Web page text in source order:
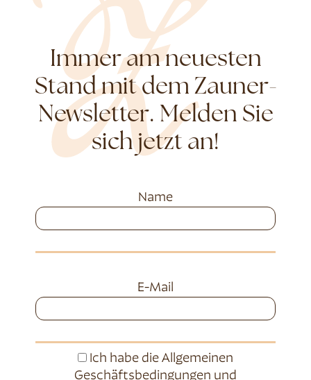
Immer am neuesten
Stand mit dem Zauner-
Newsletter. Melden Sie
sich jetzt an!
Name
E-Mail
Ich habe die Allgemeinen
Geschäftsbedingungen und